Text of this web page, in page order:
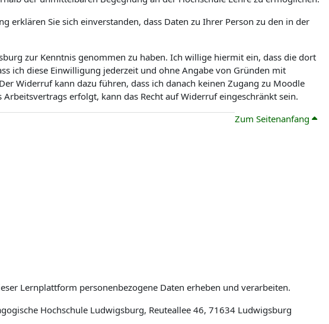
Sie sich einverstanden, dass Daten zu Ihrer Person zu den in der
zur Kenntnis genommen zu haben. Ich willige hiermit ein, dass die dort
ich diese Einwilligung jederzeit und ohne Angabe von Gründen mit
Widerruf kann dazu führen, dass ich danach keinen Zugang zu Moodle
erfolgt, kann das Recht auf Widerruf eingeschränkt sein.
Zum Seitenanfang
Lernplattform personenbezogene Daten erheben und verarbeiten.
Hochschule Ludwigsburg, Reuteallee 46, 71634 Ludwigsburg